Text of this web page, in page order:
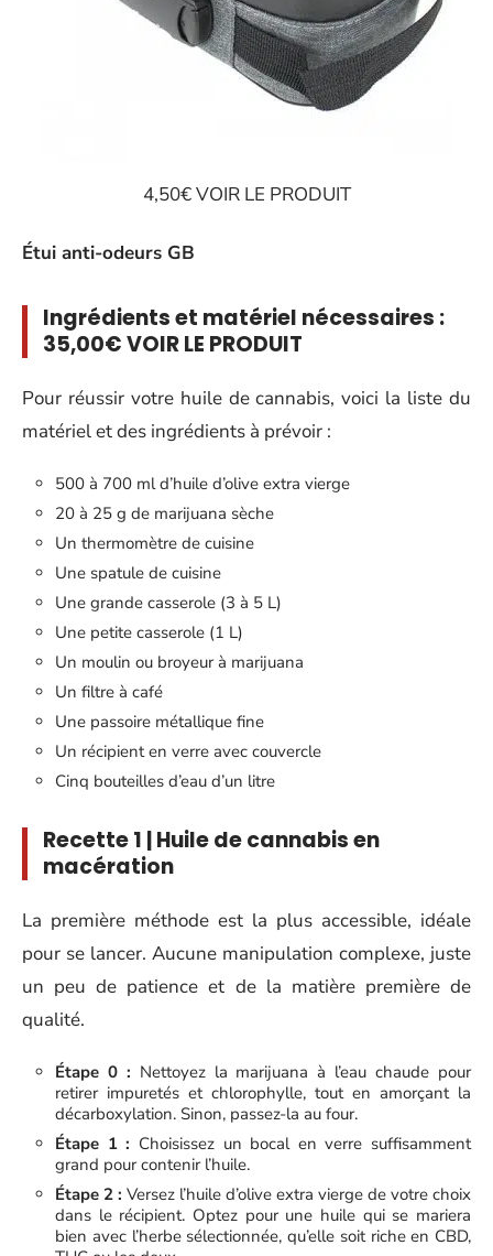
4,50€ VOIR LE PRODUIT
Étui anti-odeurs GB
Ingrédients et matériel nécessaires :
35,00€ VOIR LE PRODUIT
Pour réussir votre huile de cannabis, voici la liste du
matériel et des ingrédients à prévoir :
500 à 700 ml d’huile d’olive extra vierge
20 à 25 g de marijuana sèche
Un thermomètre de cuisine
Une spatule de cuisine
Une grande casserole (3 à 5 L)
Une petite casserole (1 L)
Un moulin ou broyeur à marijuana
Un filtre à café
Une passoire métallique fine
Un récipient en verre avec couvercle
Cinq bouteilles d’eau d’un litre
Recette 1 | Huile de cannabis en
macération
La première méthode est la plus accessible, idéale
pour se lancer. Aucune manipulation complexe, juste
un peu de patience et de la matière première de
qualité.
Étape 0 : Nettoyez la marijuana à l’eau chaude pour
retirer impuretés et chlorophylle, tout en amorçant la
décarboxylation. Sinon, passez-la au four.
Étape 1 : Choisissez un bocal en verre suffisamment
grand pour contenir l’huile.
Étape 2 : Versez l’huile d’olive extra vierge de votre choix
dans le récipient. Optez pour une huile qui se mariera
bien avec l’herbe sélectionnée, qu’elle soit riche en CBD,